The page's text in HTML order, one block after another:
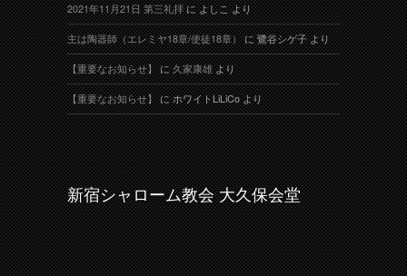
2021年11月21日 第三礼拝によしこより
主は陶器師（エレミヤ18章/使徒18章）に鷺谷シゲ子より
【重要なお知らせ】に久家康雄より
【重要なお知らせ】にホワイトLiLiCoより
新宿シャローム教会 大久保会堂